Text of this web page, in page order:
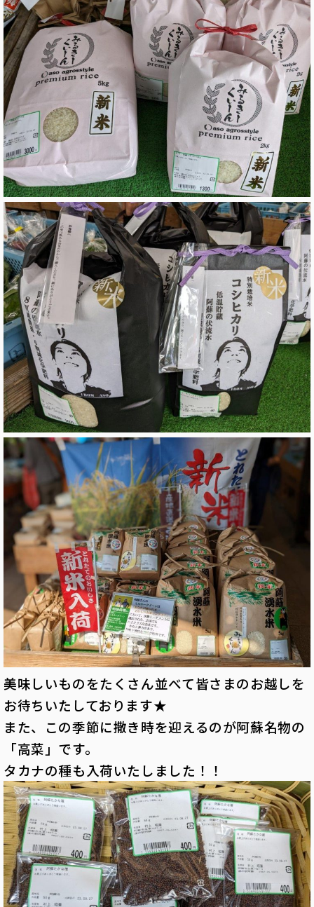
美味しいものをたくさん並べて皆さまのお越しを
お待ちいたしております★
また、この季節に撒き時を迎えるのが阿蘇名物の
「高菜」です。
タカナの種も入荷いたしました！！